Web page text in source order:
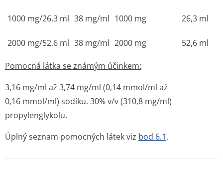
1000 mg/26,3 ml 38 mg/ml 1000 mg 26,3 ml
2000 mg/52,6 ml 38 mg/ml 2000 mg 52,6 ml
Pomocná látka se známým účinkem:
3,16 mg/ml až 3,74 mg/ml (0,14 mmol/ml až
0,16 mmol/ml) sodíku. 30% v/v (310,8 mg/ml)
propylenglykolu.
Úplný seznam pomocných látek viz bod 6.1.